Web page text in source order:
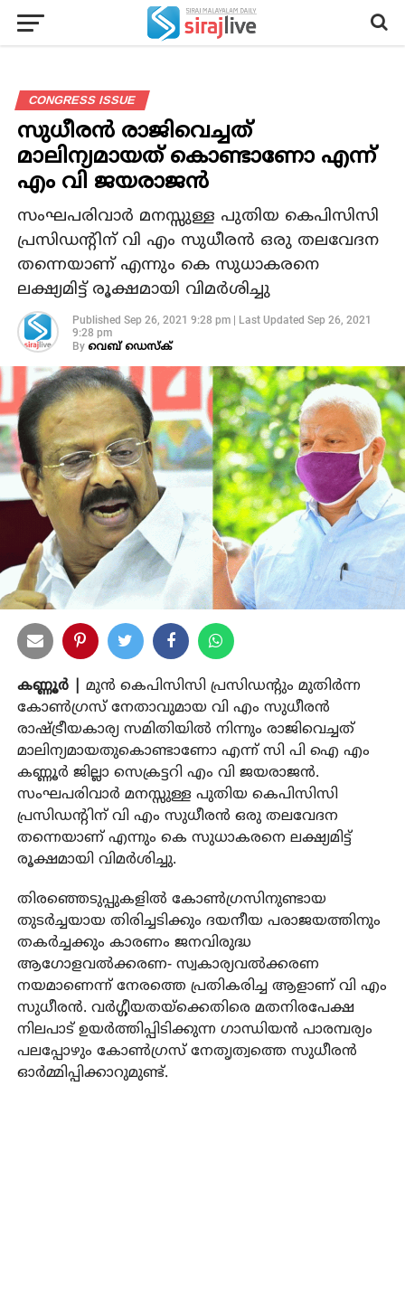
CONGRESS ISSUE
സുധീരന്‍ രാജിവെച്ചത്
മാലിന്യമായത് കൊണ്ടാണോ എന്ന്
എം വി ജയരാജന്‍
സംഘപരിവാര്‍ മനസ്സുള്ള പുതിയ കെപിസിസി
പ്രസിഡന്റിന് വി എം സുധീരന്‍ ഒരു തലവേദന
തന്നെയാണ് എന്നും കെ സുധാകരനെ
ലക്ഷ്യമിട്ട് രൂക്ഷമായി വിമര്‍ശിച്ചു
Published Sep 26, 2021 9:28 pm| Last Updated Sep 26, 2021
9:28 pm
By വെബ് ഡെസ്‌ക്
കണ്ണൂര്‍ |
മുന്‍ കെപിസിസി പ്രസിഡന്റും മുതിര്‍ന്ന
കോണ്‍ഗ്രസ് നേതാവുമായ വി എം സുധീരന്‍
രാഷ്ട്രീയകാര്യ സമിതിയില്‍ നിന്നും രാജിവെച്ചത്
മാലിന്യമായതുകൊണ്ടാണോ എന്ന് സി പി ഐ എം
കണ്ണൂര്‍ ജില്ലാ സെക്രട്ടറി എം വി ജയരാജന്‍.
സംഘപരിവാര്‍ മനസ്സുള്ള പുതിയ കെപിസിസി
പ്രസിഡന്റിന് വി എം സുധീരന്‍ ഒരു തലവേദന
തന്നെയാണ് എന്നും കെ സുധാകരനെ ലക്ഷ്യമിട്ട്
രൂക്ഷമായി വിമര്‍ശിച്ചു.
തിരഞ്ഞെടുപ്പുകളില്‍ കോണ്‍ഗ്രസിനുണ്ടായ
തുടര്‍ച്ചയായ തിരിച്ചടിക്കും ദയനീയ പരാജയത്തിനും
തകര്‍ച്ചക്കും കാരണം ജനവിരുദ്ധ
ആഗോളവല്‍ക്കരണ- സ്വകാര്യവല്‍ക്കരണ
നയമാണെന്ന് നേരത്തെ പ്രതികരിച്ച ആളാണ് വി എം
സുധീരന്‍. വര്‍ഗ്ഗീയതയ്‌ക്കെതിരെ മതനിരപേക്ഷ
നിലപാട് ഉയര്‍ത്തിപ്പിടിക്കുന്ന ഗാന്ധിയന്‍ പാരമ്പര്യം
പലപ്പോഴും കോണ്‍ഗ്രസ് നേതൃത്വത്തെ സുധീരന്‍
ഓര്‍മ്മിപ്പിക്കാറുമുണ്ട്.